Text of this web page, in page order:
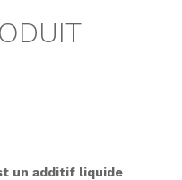
un additif liquide